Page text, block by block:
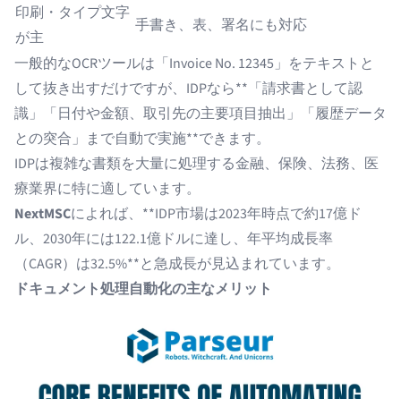
印刷・タイプ文字
が主
手書き、表、署名にも対応
一般的なOCRツールは「Invoice No. 12345」をテキストと
して抜き出すだけですが、IDPなら**「請求書として認
識」「日付や金額、取引先の主要項目抽出」「履歴データ
との突合」まで自動で実施**できます。
IDPは複雑な書類を大量に処理する金融、保険、法務、医
療業界に特に適しています。
NextMSCによれば、**IDP市場は2023年時点で約17億ド
ル、2030年には122.1億ドルに達し、年平均成長率
（CAGR）は32.5%**と急成長が見込まれています。
ドキュメント処理自動化の主なメリット